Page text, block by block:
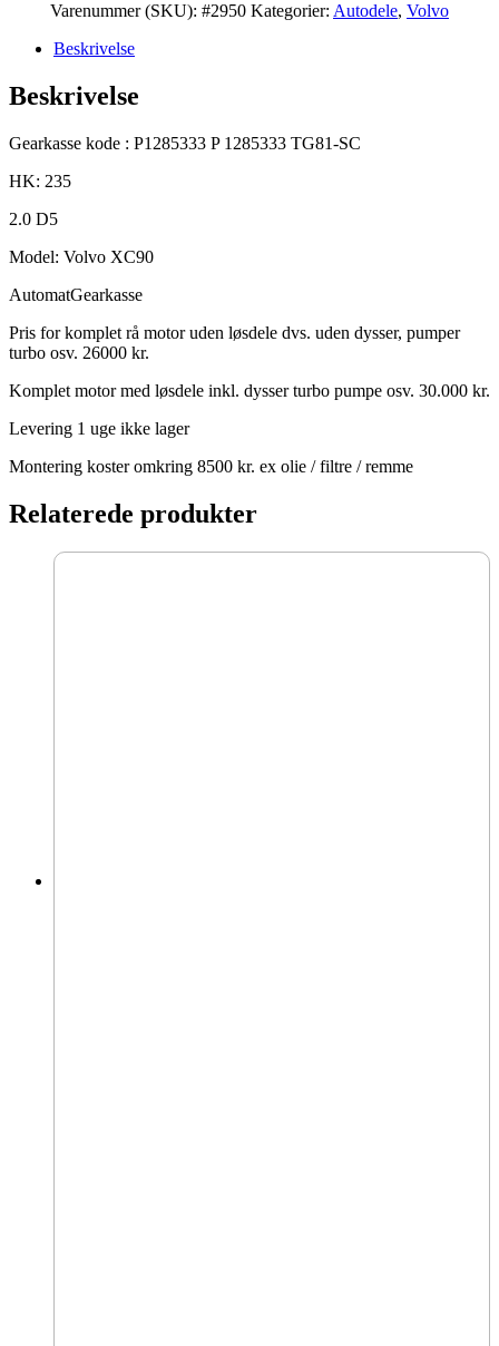
automat
gearkasse
P1285333
81SC
Varenummer (SKU): #2950 Kategorier: Autodele, Volvo
Beskrivelse
Beskrivelse
Gearkasse kode : P1285333 P 1285333 TG81-SC
HK: 235
2.0 D5
Model: Volvo XC90
AutomatGearkasse
Pris for komplet rå motor uden løsdele dvs. uden dysser, pumper
turbo osv. 26000 kr.
Komplet motor med løsdele inkl. dysser turbo pumpe osv. 30.000 kr.
Levering 1 uge ikke lager
Montering koster omkring 8500 kr. ex olie / filtre / remme
Relaterede produkter